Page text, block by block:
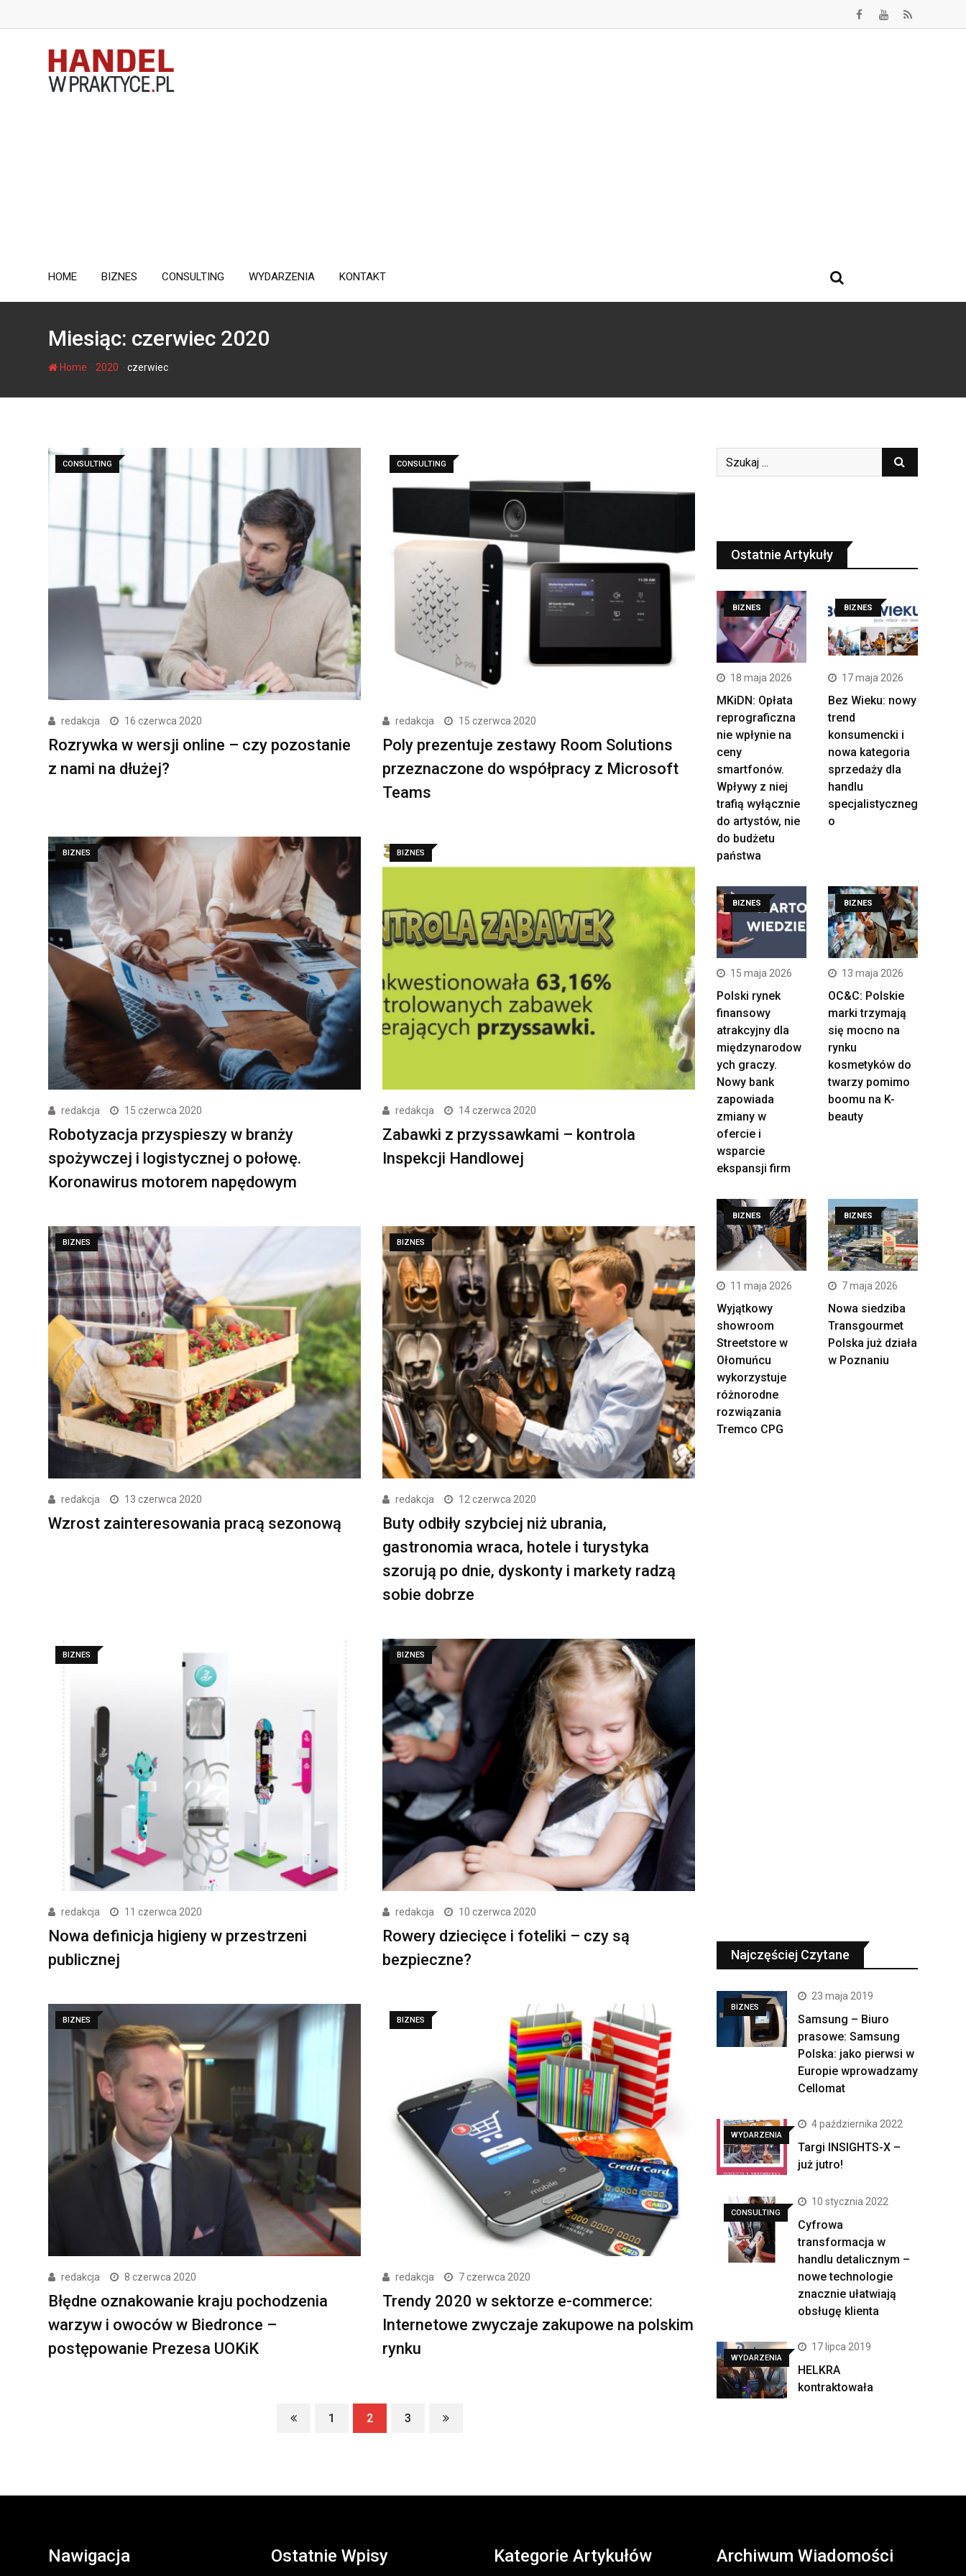
to
HOME BIZNES CONSULTING WYDARZENIA KONTAKT
Miesiąc: czerwiec 2020
Home 2020 czerwiec
CONSULTING
redakcja 16 czerwca 2020
Rozrywka w wersji online – czy pozostanie
z nami na dłużej?
CONSULTING
redakcja 15 czerwca 2020
Poly prezentuje zestawy Room Solutions
przeznaczone do współpracy z Microsoft
Teams
BIZNES
redakcja 15 czerwca 2020
Robotyzacja przyspieszy w branży
spożywczej i logistycznej o połowę.
Koronawirus motorem napędowym
BIZNES
redakcja 14 czerwca 2020
Zabawki z przyssawkami – kontrola
Inspekcji Handlowej
BIZNES
redakcja 13 czerwca 2020
Wzrost zainteresowania pracą sezonową
BIZNES
redakcja 12 czerwca 2020
Buty odbiły szybciej niż ubrania,
gastronomia wraca, hotele i turystyka
szorują po dnie, dyskonty i markety radzą
sobie dobrze
BIZNES
redakcja 11 czerwca 2020
Nowa definicja higieny w przestrzeni
publicznej
BIZNES
redakcja 10 czerwca 2020
Rowery dziecięce i foteliki – czy są
bezpieczne?
BIZNES
redakcja 8 czerwca 2020
Błędne oznakowanie kraju pochodzenia
warzyw i owoców w Biedronce –
postępowanie Prezesa UOKiK
BIZNES
redakcja 7 czerwca 2020
Trendy 2020 w sektorze e-commerce:
Internetowe zwyczaje zakupowe na polskim
rynku
1 2 3
Ostatnie Artykuły
BIZNES
18 maja 2026
MKiDN: Opłata
reprograficzna
nie wpłynie na
ceny
smartfonów.
Wpływy z niej
trafią wyłącznie
do artystów, nie
do budżetu
państwa
BIZNES
17 maja 2026
Bez Wieku: nowy
trend
konsumencki i
nowa kategoria
sprzedaży dla
handlu
specjalistyczneg
o
BIZNES
15 maja 2026
Polski rynek
finansowy
atrakcyjny dla
międzynarodow
ych graczy.
Nowy bank
zapowiada
zmiany w
ofercie i
wsparcie
ekspansji firm
BIZNES
13 maja 2026
OC&C: Polskie
marki trzymają
się mocno na
rynku
kosmetyków do
twarzy pomimo
boomu na K-
beauty
BIZNES
11 maja 2026
Wyjątkowy
showroom
Streetstore w
Ołomuńcu
wykorzystuje
różnorodne
rozwiązania
Tremco CPG
BIZNES
7 maja 2026
Nowa siedziba
Transgourmet
Polska już działa
w Poznaniu
Najczęściej Czytane
BIZNES
23 maja 2019
Samsung – Biuro
prasowe: Samsung
Polska: jako pierwsi w
Europie wprowadzamy
Cellomat
WYDARZENIA
4 października 2022
Targi INSIGHTS-X –
już jutro!
CONSULTING
10 stycznia 2022
Cyfrowa
transformacja w
handlu detalicznym –
nowe technologie
znacznie ułatwiają
obsługę klienta
WYDARZENIA
17 lipca 2019
HELKRA
kontraktowała
Nawigacja Ostatnie Wpisy Kategorie Artykułów Archiwum Wiadomości